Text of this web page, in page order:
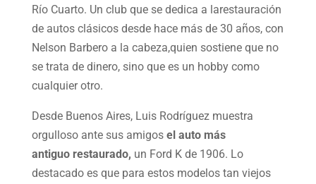
Río Cuarto. Un club que se dedica a larestauración
de autos clásicos desde hace más de 30 años, con
Nelson Barbero a la cabeza,quien sostiene que no
se trata de dinero, sino que es un hobby como
cualquier otro.
Desde Buenos Aires, Luis Rodríguez muestra
orgulloso ante sus amigos el auto más
antiguo restaurado, un Ford K de 1906. Lo
destacado es que para estos modelos tan viejos